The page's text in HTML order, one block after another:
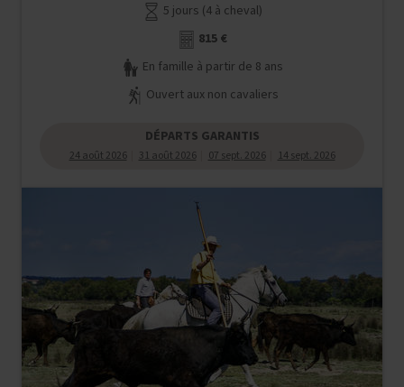
5 jours (4 à cheval)
815 €
En famille à partir de 8 ans
Ouvert aux non cavaliers
DÉPARTS GARANTIS
24 août 2026 31 août 2026 07 sept. 2026 14 sept. 2026